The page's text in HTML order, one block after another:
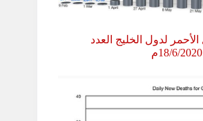
الأحمر لدول الخليج العدد